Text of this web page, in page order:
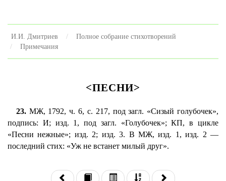
И.И. Дмитриев
Полное собрание стихотворений
Примечания
<ПЕСНИ>
23. МЖ, 1792, ч. 6, с. 217, под загл. «Сизый голубочек»,
подпись: И; изд. 1, под загл. «Голубочек»; КП, в цикле
«Песни нежные»; изд. 2; изд. 3. В МЖ, изд. 1, изд. 2 —
последний стих: «Уж не встанет милый друг».